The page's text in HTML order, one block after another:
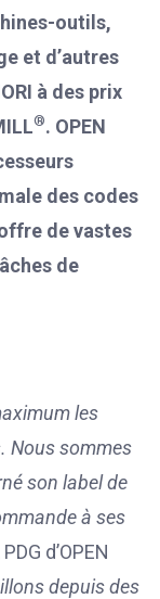
outils,
et d’autres
à des prix
®. OPEN
des codes
de vastes
de
les
Nous sommes
son label de
à ses
d’OPEN
depuis des